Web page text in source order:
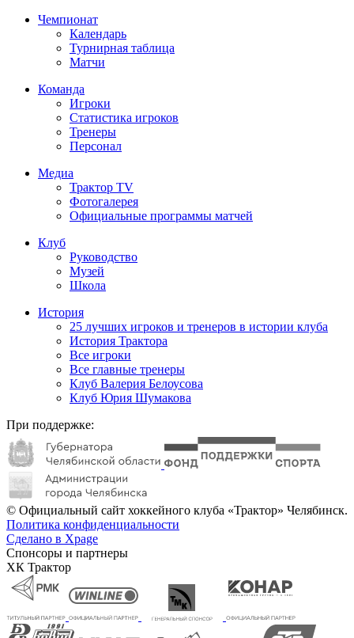
Чемпионат
Календарь
Турнирная таблица
Матчи
Команда
Игроки
Статистика игроков
Тренеры
Персонал
Медиа
Трактор TV
Фотогалерея
Официальные программы матчей
Клуб
Руководство
Музей
Школа
История
25 лучших игроков и тренеров в истории клуба
История Трактора
Все игроки
Все главные тренеры
Клуб Валерия Белоусова
Клуб Юрия Шумакова
При поддержке:
© Официальный сайт хоккейного клуба «Трактор» Челябинск.
Политика конфиденциальности
Сделано в Xpage
Спонсоры и партнеры
ХК Трактор